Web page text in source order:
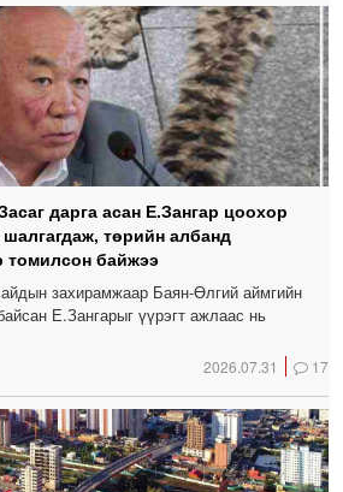
дарга асан Е.Зангар цоохор
шалгагдаж, төрийн албанд
томилсон байжээ
захирамжаар Баян-Өлгий аймгийн
Е.Зангарыг үүрэгт ажлаас нь
2026.07.31 17